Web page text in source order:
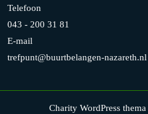
Telefoon
043 - 200 31 81
E-mail
trefpunt@buurtbelangen-nazareth.nl
Charity WordPress thema